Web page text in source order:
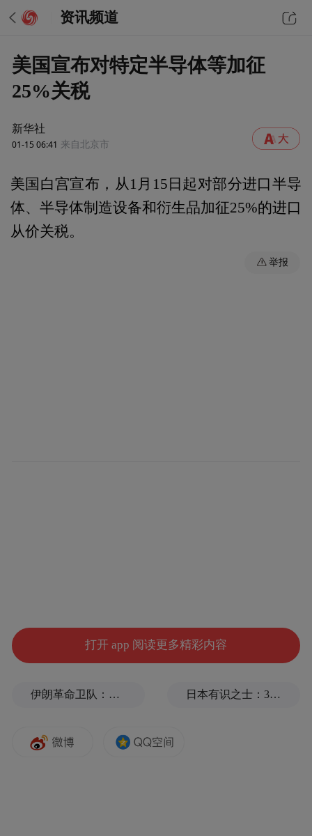
资讯频道
美国宣布对特定半导体等加征
25%关税
新华社
01-15 06:41 来自北京市
美国白宫宣布，从1月15日起对部分进口半导
体、半导体制造设备和衍生品加征25%的进口
从价关税。
举报
打开 app 阅读更多精彩内容
伊朗革命卫队：将保持对海峡控制至敌方接受全部条件 日本有识之士：32名中国劳工本不该命丧长崎